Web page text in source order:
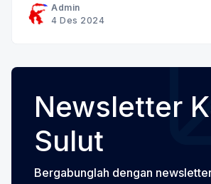
bisa dipanen setelah melewati 5-6
Admin
4 Des 2024
Newsletter
Sulut
Bergabunglah dengan